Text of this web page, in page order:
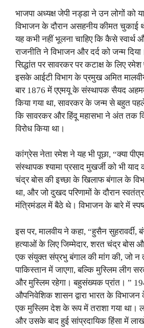
भाजपा अध्यक्ष जेपी नड्डा ने उन लोगों को
विभाजन के दौरान असहनीय कीमत चुकाई
यह कभी नहीं भूलना चाहिए कि कैसे स्वार्थ
राजनीति ने विभाजन और दर्द को जन्म
सिद्धांत पर सावरकर पर कटाक्ष के लिए रमेश
इसके आईटी विभाग के प्रमुख अमित
बार 1876 में एएमयू के संस्थापक सैयद
किया गया था, सावरकर के जन्म से बहुत
कि सावरकर और हिंदू महासभा ने अंत तक
विरोध किया था।
कांग्रेस नेता रमेश ने यह भी पूछा, “क्या
संस्थापक श्यामा प्रसाद मुखर्जी को भी
चंद्र बोस की इच्छा के खिलाफ बंगाल के
था, और जो दुखद परिणामों के दौरान
मंत्रिमंडल में बैठे थे। विभाजन के बारे में
इस पर, मालवीय ने कहा, “हुसैन सुहरावर्दी,
हत्याओं के लिए जिम्मेदार, शरत चंद्र बोस
एक संयुक्त संप्रभु बंगाल की मांग की, जो न
पाकिस्तान में जाएगा, बल्कि मुस्लिम लीग
और मुस्लिम रहेगा। बहुसंख्यक प्रांत। ”
औपनिवेशिक शासन द्वारा भारत के विभाजन
एक मुस्लिम देश के रूप में तराशा गया था।
और उसके बाद हुई सांप्रदायिक हिंसा में